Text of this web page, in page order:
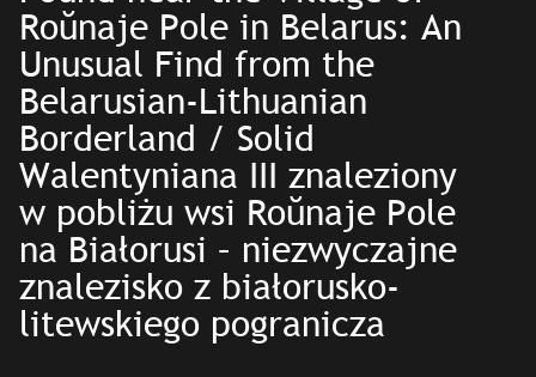
Roŭnaje Pole in Belarus: An
Unusual Find from the
Belarusian-Lithuanian
Borderland / Solid
Walentyniana III znaleziony
w pobliżu wsi Roŭnaje Pole
na Białorusi – niezwyczajne
znalezisko z białorusko-
litewskiego pogranicza